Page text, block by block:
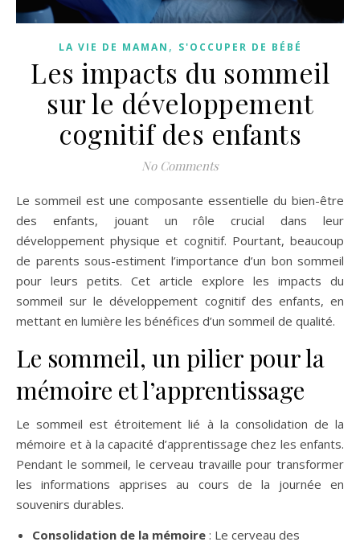
LA VIE DE MAMAN , S'OCCUPER DE BÉBÉ
Les impacts du sommeil
sur le développement
cognitif des enfants
No Comments
Le sommeil est une composante essentielle du bien-être
des enfants, jouant un rôle crucial dans leur
développement physique et cognitif. Pourtant, beaucoup
de parents sous-estiment l’importance d’un bon sommeil
pour leurs petits. Cet article explore les impacts du
sommeil sur le développement cognitif des enfants, en
mettant en lumière les bénéfices d’un sommeil de qualité.
Le sommeil, un pilier pour la
mémoire et l’apprentissage
Le sommeil est étroitement lié à la consolidation de la
mémoire et à la capacité d’apprentissage chez les enfants.
Pendant le sommeil, le cerveau travaille pour transformer
les informations apprises au cours de la journée en
souvenirs durables.
Consolidation de la mémoire : Le cerveau des